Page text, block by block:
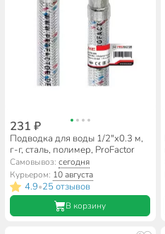
231 ₽
Подводка для воды 1/2"х0.3 м,
г-г, сталь, полимер, ProFactor
Самовывоз:сегодня
Курьером: 10 августа
4.9•25 отзывов
В корзину